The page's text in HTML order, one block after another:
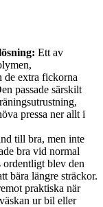
Ett av
de extra fickorna
passade särskilt
pressa ner allt i
till bra, men inte
bra vid normal
blev den
bära längre sträckor.
praktiska när
ur bil eller